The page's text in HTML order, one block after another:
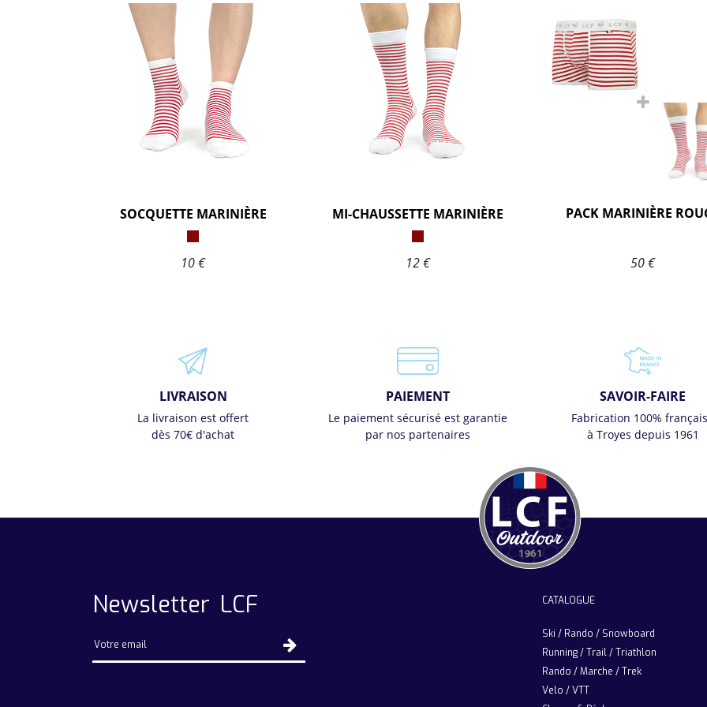
SOCQUETTE MARINIÈRE
10 €
MI-CHAUSSETTE MARINIÈRE
12 €
PACK MARINIÈRE
50 €
LIVRAISON
La livraison est offert
dès 70€ d'achat
PAIEMENT
Le paiement sécurisé est garantie
par nos partenaires
SAVOIR-FAIRE
Fabrication 100%
à Troyes depuis 1961
Newsletter LCF CATALOGUE
Ski / Rando / Snowboard
Running / Trail / Triathlon
Rando / Marche / Trek
Velo / VTT